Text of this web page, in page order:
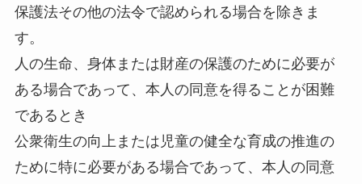
保護法その他の法令で認められる場合を除きま
す。
人の生命、身体または財産の保護のために必要が
ある場合であって、本人の同意を得ることが困難
であるとき
公衆衛生の向上または児童の健全な育成の推進の
ために特に必要がある場合であって、本人の同意